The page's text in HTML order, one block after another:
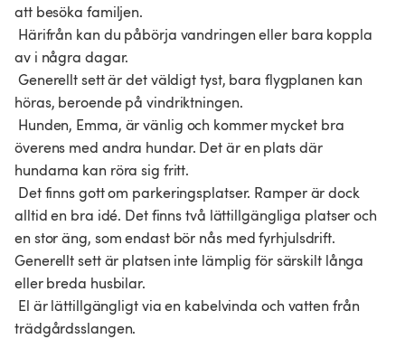
att besöka familjen.
av i några dagar.
höras, beroende på vindriktningen.
överens med andra hundar. Det är en plats där
hundarna kan röra sig fritt.
alltid en bra idé. Det finns två lättillgängliga platser och
en stor äng, som endast bör nås med fyrhjulsdrift.
Generellt sett är platsen inte lämplig för särskilt långa
eller breda husbilar.
trädgårdsslangen.